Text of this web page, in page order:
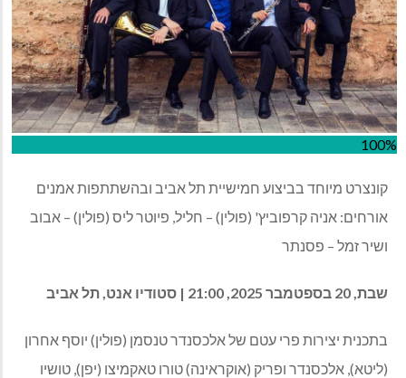
100%
קונצרט מיוחד בביצוע חמישיית תל אביב ובהשתתפות אמנים
אורחים: אניה קרפוביץ' (פולין) – חליל, פיוטר ליס (פולין) – אבוב
ושיר זמל – פסנתר
שבת, 20 בספטמבר 2025, 21:00 | סטודיו אנט, תל אביב
בתכנית יצירות פרי עטם של אלכסנדר טנסמן (פולין) יוסף אחרון
(ליטא), אלכסנדר ופריק (אוקראינה) טורו טאקמיצו (יפן), טושיו